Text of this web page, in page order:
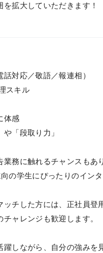
拡大していただきます！
対応／敬語／報連相）
スキル
体感
「段取り力」
務に触れるチャンスもあ
の学生にぴったりのインタ
チした方には、正社員登
ャレンジも歓迎します。
しながら、自分の強みを